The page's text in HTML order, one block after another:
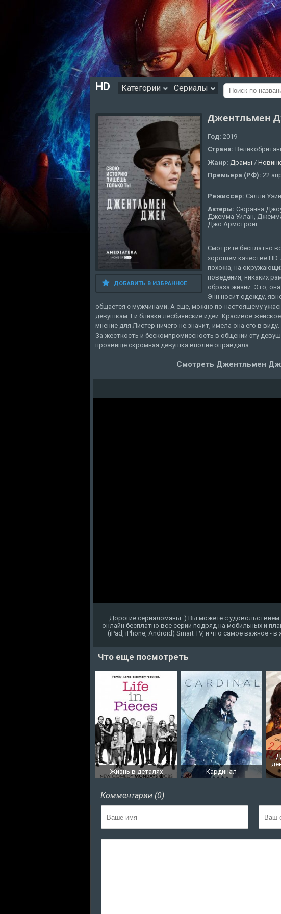
HD Категории Сериалы
ДОБАВИТЬ В ИЗБРАННОЕ
Джентльмен
Год: 2019
Страна:
Жанр: Драмы /
Премьера (РФ): 22
Режиссер: Салли
Актеры: Сюранна
Джемма Уилан,
Джо Армстронг
Смотрите бесплатно
хорошем качестве HD
похожа, на
поведения, никаких
образа жизни. Это,
Энн носит одежду,
общается с мужчинами. А еще, можно по-настоящему
девушкам. Ей близки лесбиянские идеи. Красивое
мнение для Листер ничего не значит, имела она его в виду.
За жесткость и бескомпромиссность в общении эту
прозвище скромная девушка вполне оправдала.
Смотреть Джентльмен
Дорогие сериаломаны :) Вы можете с
онлайн бесплатно все серии подряд на мобильных и
(iPad, iPhone, Android) Smart TV, и что самое важное -
Что еще посмотреть
Жизнь в деталях Кардинал
Комментарии (0)